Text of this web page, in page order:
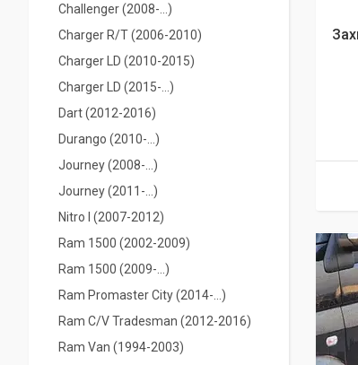
Challenger (2008-...)
Charger R/T (2006-2010)
Charger LD (2010-2015)
Charger LD (2015-...)
Dart (2012-2016)
Durango (2010-...)
Journey (2008-...)
Journey (2011-...)
Nitro I (2007-2012)
Ram 1500 (2002-2009)
Ram 1500 (2009-...)
Ram Promaster City (2014-…)
Ram C/V Tradesman (2012-2016)
Ram Van (1994-2003)